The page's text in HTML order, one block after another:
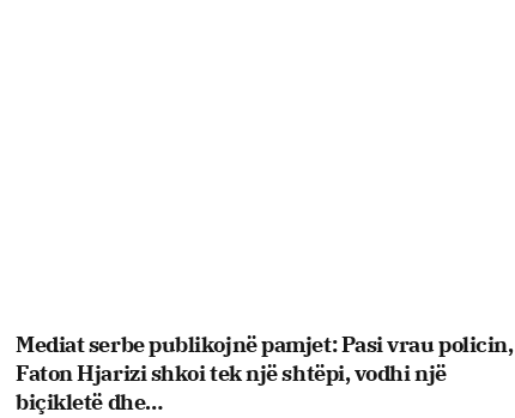
Mediat serbe publikojnë pamjet: Pasi vrau policin,
Faton Hjarizi shkoi tek një shtëpi, vodhi një
biçikletë dhe…